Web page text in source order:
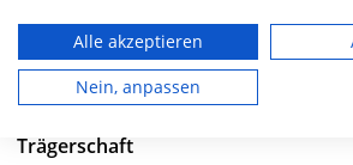
Besuchszeiten
0 bis 23 Uhr
Trägerschaft
personalisierter Inhalte. Messung der
Performance von Inhalten. Analyse von
oder Kombinationen von Daten aus
und Verbesserung der Angebote. Verwendung
Auswahl von Inhalten.
die USA gesendet werden.
Alle akzeptieren
Nein, anpassen